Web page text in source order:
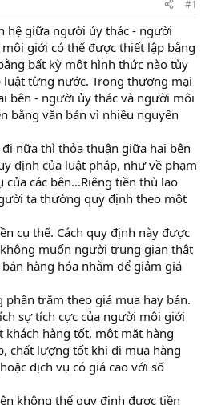
#1
hệ giữa người ủy thác - người
giới có thể được thiết lập bằng
bất kỳ một hình thức nào tùy
từng nước. Trong thương mại
bên - người ủy thác và người môi
bằng văn bản vì nhiều nguyên
nữa thì thỏa thuận giữa hai bên
định của luật pháp, như về phạm
các bên...Riêng tiền thù lao
ta thường quy định theo một
cụ thể. Cách quy định này được
muốn người trung gian thật
hàng hóa nhằm để giảm giá
phần trăm theo giá mua hay bán.
sự tích cực của người môi giới
hàng tốt, một mặt hàng
chất lượng tốt khi đi mua hàng
dịch vụ có giá cao với số
không thể quy định được tiền